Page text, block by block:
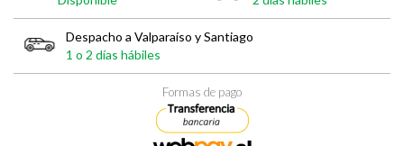
Despacho a Valparaíso y Santiago
1 o 2 días hábiles
Formas de pago